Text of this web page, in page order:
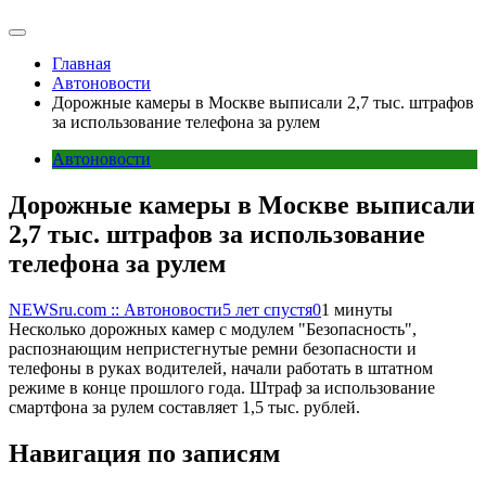
Главная
Автоновости
Дорожные камеры в Москве выписали 2,7 тыс. штрафов
за использование телефона за рулем
Автоновости
Дорожные камеры в Москве выписали
2,7 тыс. штрафов за использование
телефона за рулем
NEWSru.com :: Автоновости5 лет спустя01 минуты
Несколько дорожных камер с модулем "Безопасность",
распознающим непристегнутые ремни безопасности и
телефоны в руках водителей, начали работать в штатном
режиме в конце прошлого года. Штраф за использование
смартфона за рулем составляет 1,5 тыс. рублей.
Навигация по записям